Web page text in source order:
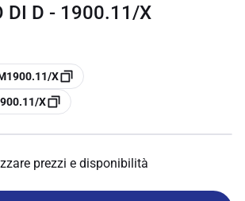
DI D - 1900.11/X
X
X
prezzi e disponibilità